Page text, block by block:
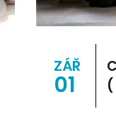
ZÁŘ
01